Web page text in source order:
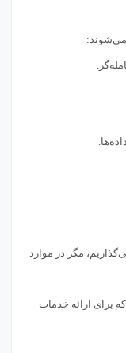
می‌شوند:
مگر در موارد
برای ارائه خدمات